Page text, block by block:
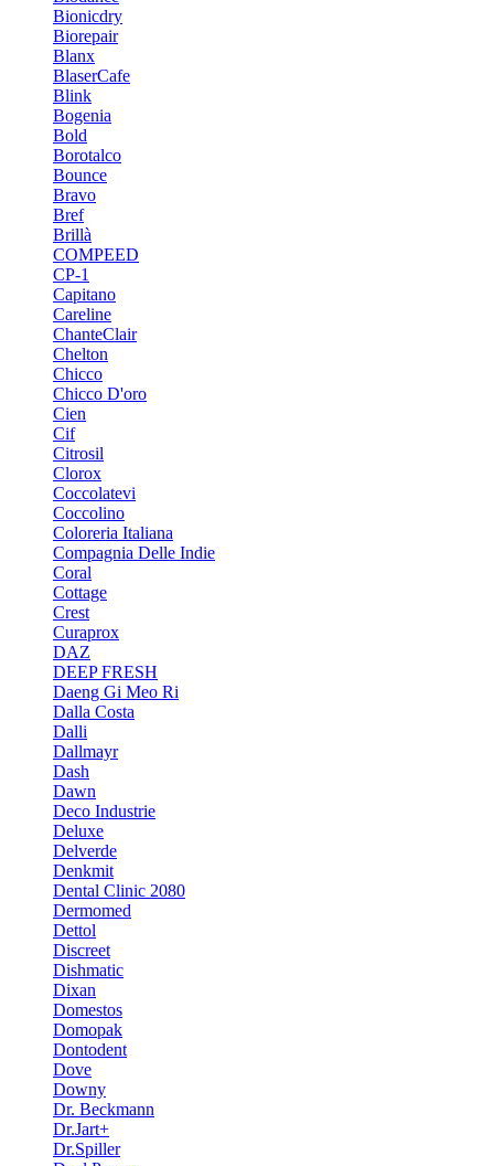
Bionicdry
Biorepair
Blanx
BlaserCafe
Blink
Bogenia
Bold
Borotalco
Bounce
Bravo
Bref
Brillà
COMPEED
CP-1
Capitano
Careline
ChanteСlair
Chelton
Chicco
Chicco D'oro
Cien
Cif
Citrosil
Clorox
Coccolatevi
Coccolino
Coloreria Italiana
Compagnia Delle Indie
Coral
Cottage
Crest
Curaprox
DAZ
DEEP FRESH
Daeng Gi Meo Ri
Dalla Costa
Dalli
Dallmayr
Dash
Dawn
Deco Industrie
Deluxe
Delverde
Denkmit
Dental Clinic 2080
Dermomed
Dettol
Discreet
Dishmatic
Dixan
Domestos
Domopak
Dontodent
Dove
Downy
Dr. Beckmann
Dr.Jart+
Dr.Spiller